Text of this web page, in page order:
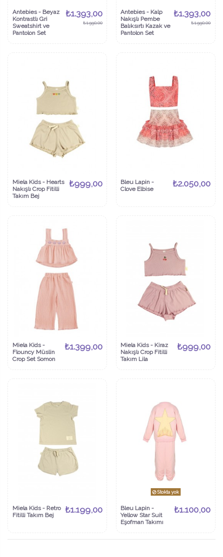
Antebies - Beyaz
Kontrastlı Gri
Sweatshirt ve
Pantolon Set
₺1.393,00
₺1.990,00
Antebies - Kalp
Nakışlı Pembe
Balıksırtı Kazak ve
Pantolon Set
₺1.393,00
₺1.990,00
Miela Kids - Hearts
Nakışlı Crop Fitilli
Takım Bej
₺999,00
Bleu Lapin -
Clove Elbise
₺2.050,00
Miela Kids -
Flouncy Müslin
Crop Set Somon
₺1.399,00
Miela Kids - Kiraz
Nakışlı Crop Fitilli
Takım Lila
₺999,00
Miela Kids - Retro
Fitilli Takım Bej
₺1.199,00
Stokta yok
Bleu Lapin -
Yellow Star Suit
Eşofman Takımı
₺1.100,00